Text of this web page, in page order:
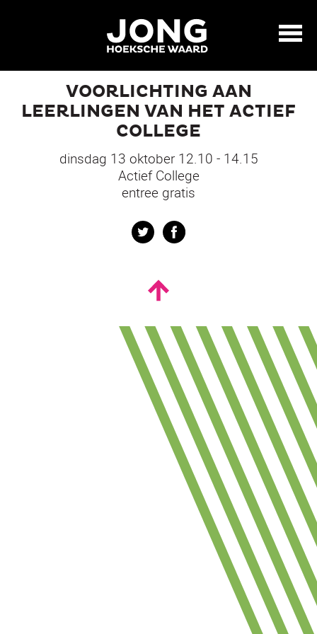
VOORLICHTING AAN
LEERLINGEN VAN HET ACTIEF
COLLEGE
dinsdag 13 oktober 12.10 - 14.15
Actief College
entree gratis
Twitter